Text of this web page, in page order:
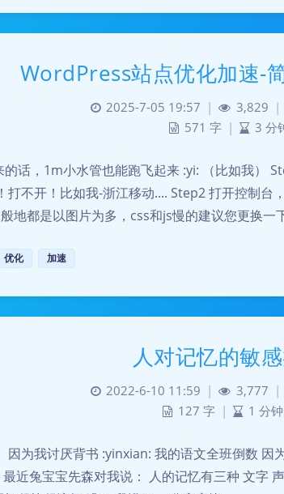
WordPress站点优化加速-
2025-7-05 19:57 | 3,829 |
571 字 | 3 分
话，1m小水管也能跑飞起来 :yi: （比如我）
打不开！比如我-浙江移动.... Step2 打开控制台
地都是以图片为多，css和js慢的建议您更换
优化 加速
人对记忆的敏
2022-6-10 11:59 | 3,777 |
127 字 | 1 分
因为我讨厌背书 :yinxian: 我的语文全班倒数 因
近兔宝宝先森对我说： 人的记忆有三种 文字